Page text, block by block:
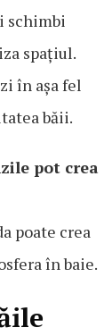
schimbi
spațiul.
în așa fel
băii.
pot crea
poate crea
în baie.